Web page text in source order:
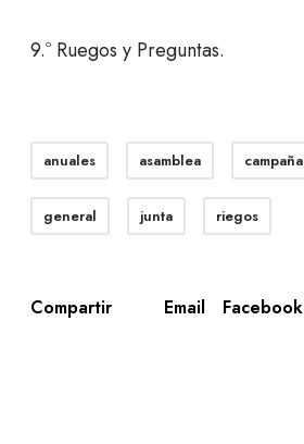
9.º Ruegos y Preguntas.
anuales asamblea campaña
general junta riegos
Compartir Email Facebook